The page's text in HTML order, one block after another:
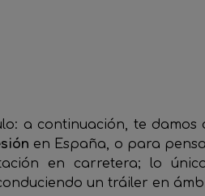
continuación, te damos
en España, o para
en carretera; lo
un tráiler en